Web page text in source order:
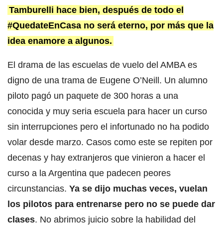
Tamburelli hace bien, después de todo el
#QuedateEnCasa no será eterno, por más que la
idea enamore a algunos.
El drama de las escuelas de vuelo del AMBA es
digno de una trama de Eugene O’Neill. Un alumno
piloto pagó un paquete de 300 horas a una
conocida y muy seria escuela para hacer un curso
sin interrupciones pero el infortunado no ha podido
volar desde marzo. Casos como este se repiten por
decenas y hay extranjeros que vinieron a hacer el
curso a la Argentina que padecen peores
circunstancias. Ya se dijo muchas veces, vuelan
los pilotos para entrenarse pero no se puede dar
clases. No abrimos juicio sobre la habilidad del